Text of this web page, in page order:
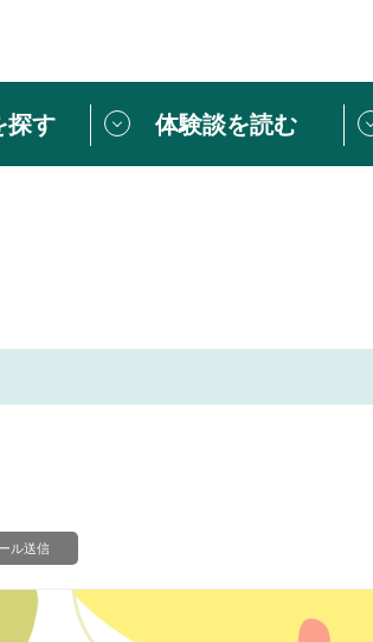
中高生が参加で
探す 体験談を読む
スペシャルインタ
ボランティアはじ
ル送信